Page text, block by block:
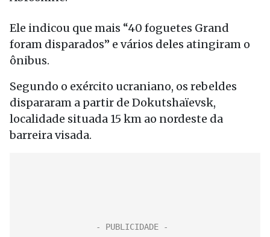
Ele indicou que mais “40 foguetes Grand
foram disparados” e vários deles atingiram o
ônibus.
Segundo o exército ucraniano, os rebeldes
dispararam a partir de Dokutshaïevsk,
localidade situada 15 km ao nordeste da
barreira visada.